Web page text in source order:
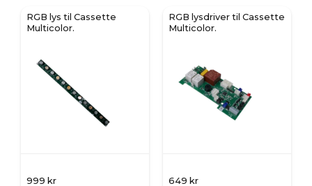
RGB lys til Cassette
Multicolor.
999 kr
RGB lysdriver til Cassette
Multicolor.
649 kr